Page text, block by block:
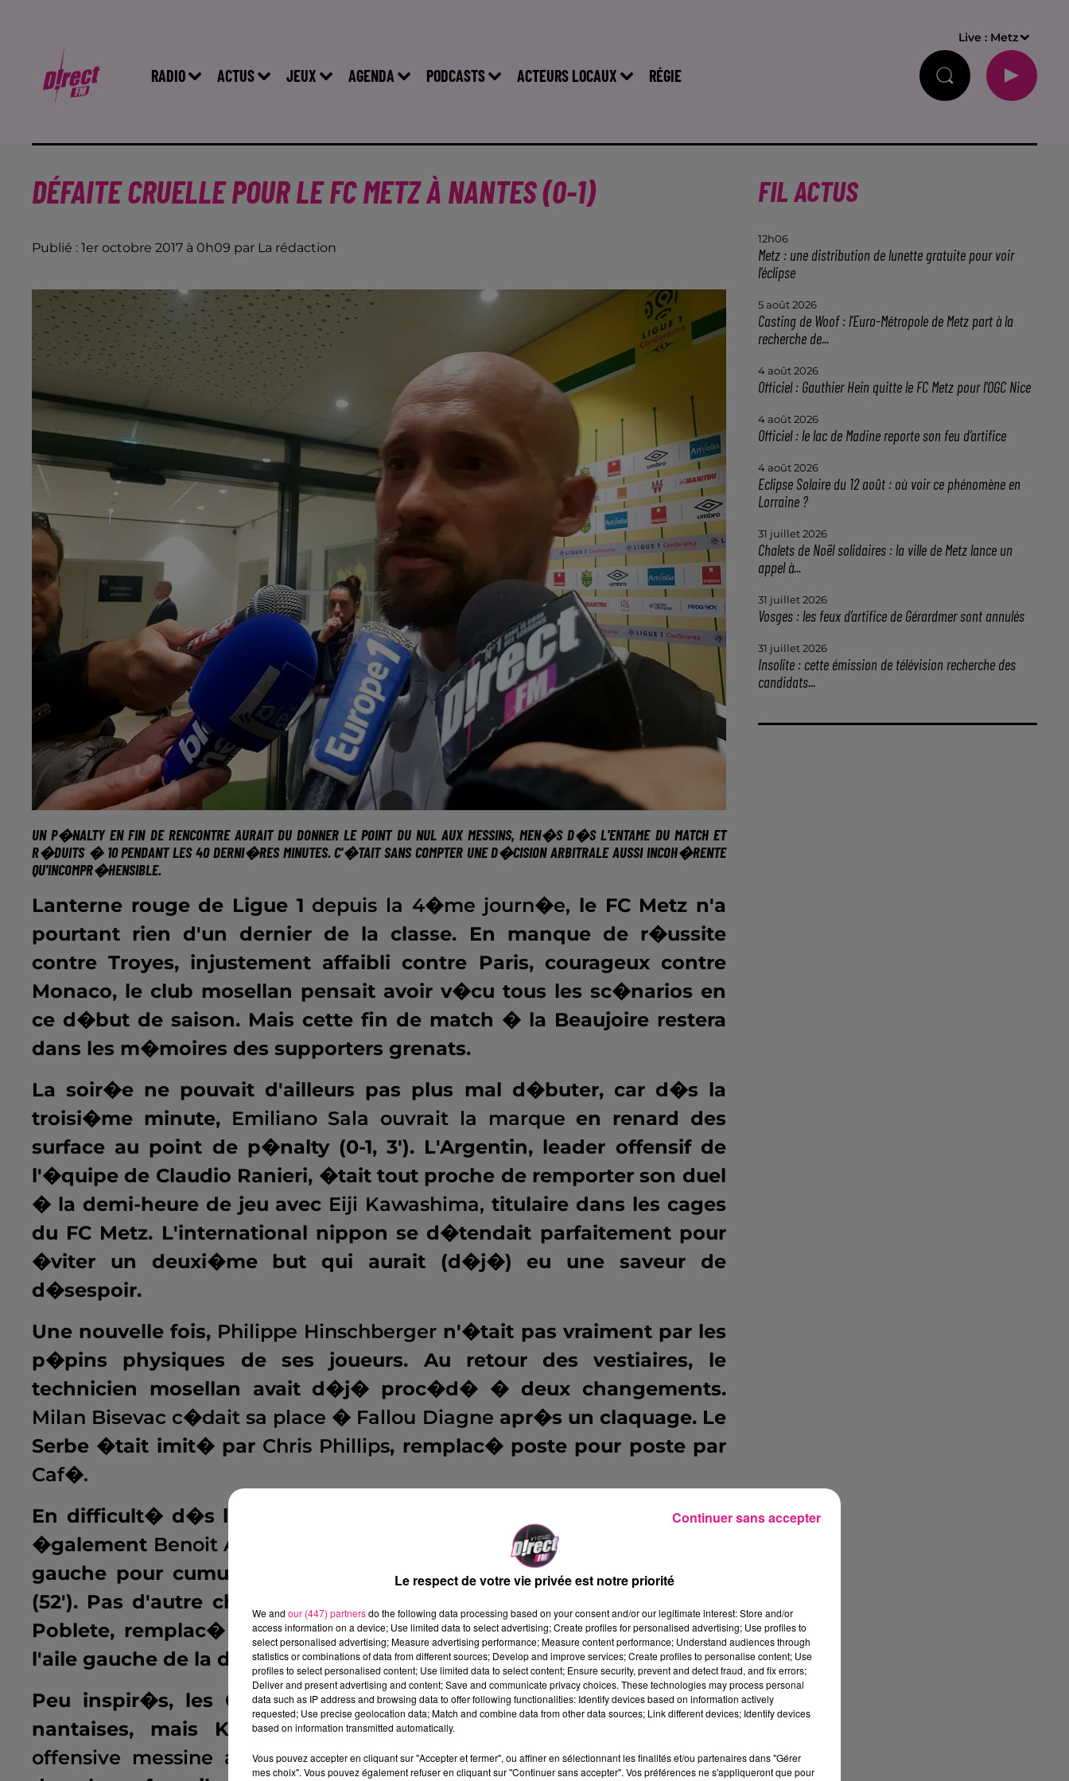
RADIO ACTUS JEUX AGENDA PODCASTS ACTEURS LOCAUX RÉGIE
Live : Metz
DÉFAITE CRUELLE POUR LE FC METZ À NANTES (0-1)
Publié : 1er octobre 2017 à 0h09 par La rédaction
UN P�NALTY EN FIN DE RENCONTRE AURAIT DU DONNER LE POINT DU NUL AUX MESSINS, MEN�S D�S L'ENTAME DU MATCH ET
R�DUITS � 10 PENDANT LES 40 DERNI�RES MINUTES. C'�TAIT SANS COMPTER UNED�CISION ARBITRALEAUSSI INCOH�RENTE
QU'INCOMPR�HENSIBLE.
Lanterne rouge de Ligue 1 depuis la 4�me journ�e, le FC Metz n'a
pourtant rien d'un dernier de la classe. En manque de r�ussite
contre Troyes, injustement affaibli contre Paris, courageux contre
Monaco, le club mosellan pensait avoir v�cu tous les sc�narios en
ce d�but de saison. Mais cette fin de match � la Beaujoire restera
dans les m�moires des supporters grenats.
La soir�e ne pouvait d'ailleurs pas plus mal d�buter, car d�s la
troisi�me minute, Emiliano Sala ouvrait la marque en renard des
surface au point de p�nalty (0-1, 3'). L'Argentin, leader offensif de
l'�quipe de Claudio Ranieri, �tait tout proche de remporter son duel
� la demi-heure de jeu avec Eiji Kawashima, titulaire dans les cages
du FC Metz. L'international nippon se d�tendait parfaitement pour
�viter un deuxi�me but qui aurait (d�j�) eu une saveur de
d�sespoir.
Une nouvelle fois, Philippe Hinschberger n'�tait pas vraiment par les
p�pins physiques de ses joueurs. Au retour des vestiaires, le
technicien mosellan avait d�j� proc�d� � deux changements.
Milan Bisevac c�dait sa place � Fallou Diagne apr�s un claquage. Le
Serbe �tait imit� parChris Phillips, remplac� poste pour poste par
Caf�.
En difficult� d�s le d�but de la deuxi�me p�riode, Metz perdait
�galement Benoit Assou-Ekotto.
Cinq minutes auront suffi au lat�ral
gauche pour cumuler deux cartons jaunes, synonymes d'exclusion
(52'). Pas d'autre choix pour son entra�neur de sacrifier Geronimo
Poblete, remplac� par Matthieu Udol, afin de combler le vide sur
l'aile gauche de la d�fense.
Peu inspir�s, les Grenats laissaient le champ libre aux attaques
nantaises, mais Kawashima veillait sur ses cages.
offensive messine aurait pu tout faire changer.Nguette bouscul�
FIL ACTUS
12h06
Metz : une distribution de lunette gratuite pour voir
l’éclipse
5 août 2026
Casting de Woof : l'Euro-Métropole de Metz part à la
recherche de...
4 août 2026
Officiel : Gauthier Hein quitte le FC Metz pour l'OGC Nice
4 août 2026
Officiel : le lac de Madine reporte son feu d’artifice
4 août 2026
Eclipse Solaire du 12 août : où voir ce phénomène en
Lorraine ?
31 juillet 2026
Chalets de Noël solidaires : la ville de Metz lance un
appel à...
31 juillet 2026
Vosges : les feux d’artifice de Gérardmer sont annulés
31 juillet 2026
Insolite : cette émission de télévision recherche des
candidats...
Le respect de votre vie privée est notre priorité
We and our (447) partnersdo the following data processing based on your consent and/or our legitimate interest: Store and/or
access information on a device; Use limited data to select advertising; Create profiles for personalised advertising; Use profiles to
select personalised advertising; Measure advertising performance; Measure content performance; Understand audiences through
statistics or combinations of data from different sources; Develop and improve services; Create profiles to personalise content; Use
profiles to select personalised content; Use limited data to select content; Ensure security, prevent and detect fraud, and fix errors;
Deliver and present advertising and content; Save and communicate privacy choices. These technologies may process personal
data such as IP address and browsing data to offer following functionalities: Identify devices based on information actively
requested; Use precise geolocation data; Match and combine data from other data sources; Link different devices; Identify devices
based on information transmitted automatically.
Vous pouvez accepter en cliquant sur "Accepter et fermer", ou affiner en sélectionnant les finalités et/ou partenaires dans "Gérer
mes choix". Vous pouvez également refuser en cliquant sur "Continuer sans accepter". Vos préférences ne s'appliqueront que pour
Continuer sans accepter